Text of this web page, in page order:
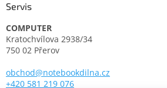
Servis
COMPUTER
Kratochvílova 2938/34
750 02 Přerov
obchod@notebookdilna.cz
+420 581 219 076